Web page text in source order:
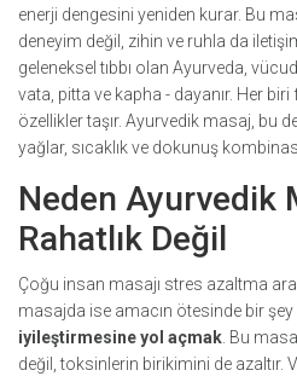
enerji dengesini yeniden kurar. Bu
deneyim değil, zihin ve ruhla da
geleneksel tıbbı olan Ayurveda,
vata, pitta ve kapha - dayanır. Her biri
özellikler taşır. Ayurvedik masaj, bu
yağlar, sıcaklık ve dokunuş
Neden Ayurvedik
Rahatlık Değil
Çoğu insan masajı stres azaltma
masajda ise amacın ötesinde bir şey
iyileştirmesine yol açmak . Bu
değil, toksinlerin birikimini de azaltır.